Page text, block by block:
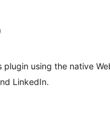
using the native
LinkedIn.